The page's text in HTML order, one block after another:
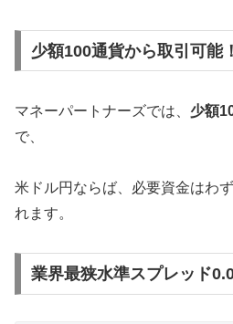
少額100通貨から取引可能！
マネーパートナーズでは、 少額
で、
米ドル円ならば、必要資金はわ
れます。
業界最狭水準スプレッド0.0